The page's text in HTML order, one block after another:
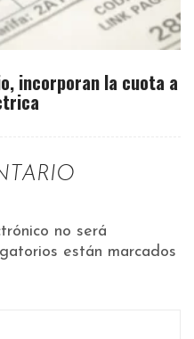
incorporan la cuota a
no será
están marcados